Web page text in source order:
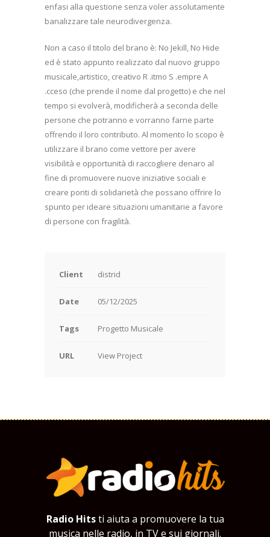
enfasi alla questione senza voler assolutamente
banalizzare tale neurodivergenza.
Non a caso il titolo del brano è: No Jekill, No Hide
ed è stato appunto realizzato dal nuovo gruppo
musicale,artistico, creativo R .itmo S .empre A
.cceso (che prende il nome dal progetto) e che nel
tempo si evolverà, modificherà a seconda delle
persone che potranno e vorranno farne parte
offrendo il loro contributo. Al momento lo scopo è
utilizzare il brano come vettore per avere
visibilità e opportunità di raccogliere denaro al
fine di promuovere nuove iniziative sociali e
creare ponti di solidarietà che possano offrire lo
spunto per ideare situazioni umanitarie a favore
di persone con fragilità.
Client distrid
Date 05/12/2025
Tags Progetto Musicale
URL View Project
Radio Hitsti aiuta a promuovere la tua
musica nelle radio, in TV e sui giornali.